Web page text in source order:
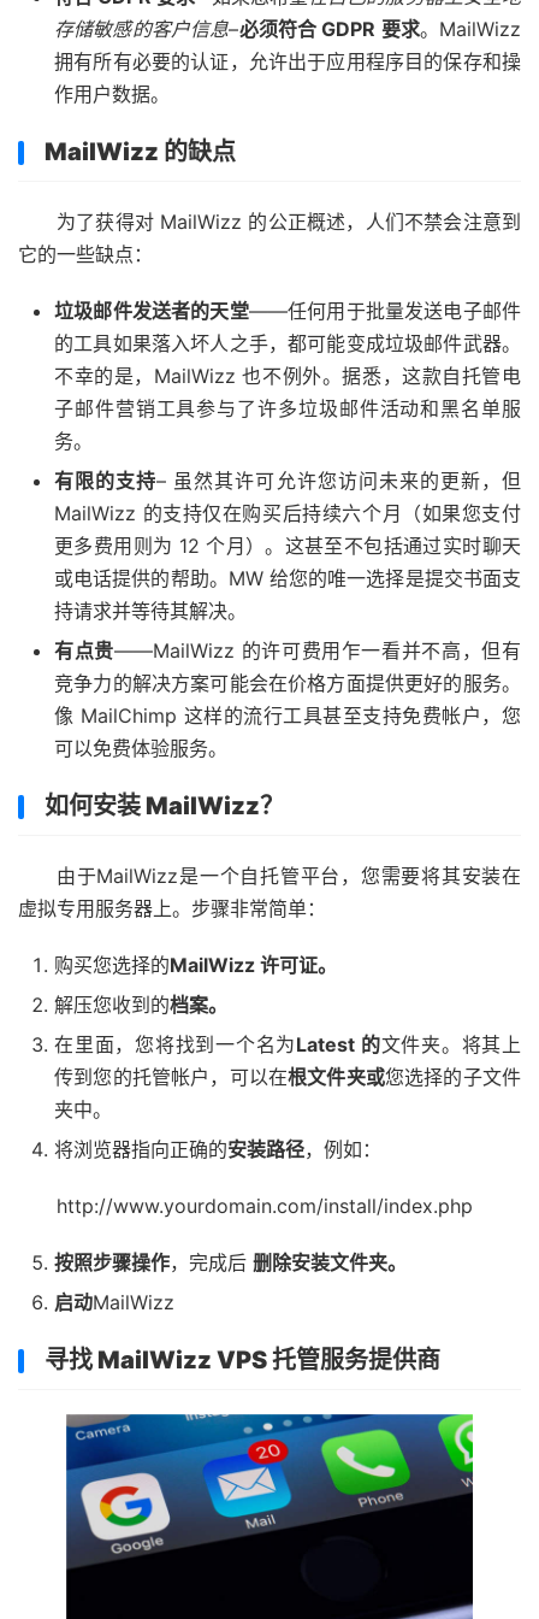
存储敏感的客户信息–必须符合 GDPR 要求。MailWizz
拥有所有必要的认证，允许出于应用程序目的保存和操
作用户数据。
MailWizz 的缺点
为了获得对 MailWizz 的公正概述，人们不禁会注意到
它的一些缺点：
垃圾邮件发送者的天堂——任何用于批量发送电子邮件
的工具如果落入坏人之手，都可能变成垃圾邮件武器。
不幸的是，MailWizz 也不例外。据悉，这款自托管电
子邮件营销工具参与了许多垃圾邮件活动和黑名单服
务。
有限的支持– 虽然其许可允许您访问未来的更新，但
MailWizz 的支持仅在购买后持续六个月（如果您支付
更多费用则为 12 个月）。这甚至不包括通过实时聊天
或电话提供的帮助。MW 给您的唯一选择是提交书面支
持请求并等待其解决。
有点贵——MailWizz 的许可费用乍一看并不高，但有
竞争力的解决方案可能会在价格方面提供更好的服务。
像 MailChimp 这样的流行工具甚至支持免费帐户，您
可以免费体验服务。
如何安装 MailWizz？
由于MailWizz是一个自托管平台，您需要将其安装在
虚拟专用服务器上。步骤非常简单：
购买您选择的MailWizz 许可证。
解压您收到的档案。
在里面，您将找到一个名为Latest 的文件夹。将其上
传到您的托管帐户，可以在根文件夹或您选择的子文件
夹中。
将浏览器指向正确的安装路径，例如：
http://www.yourdomain.com/install/index.php
按照步骤操作，完成后 删除安装文件夹。
启动MailWizz
寻找 MailWizz VPS 托管服务提供商